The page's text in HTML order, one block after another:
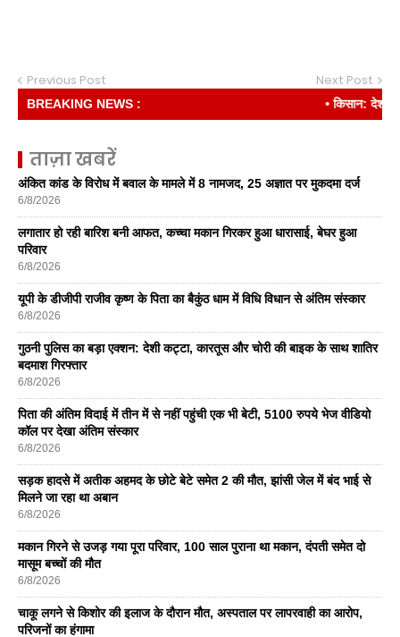
Previous Post Next Post
BREAKING NEWS : • किसान: देश की रीढ़
ताज़ा खबरें
अंकित कांड के विरोध में बवाल के मामले में 8 नामजद, 25 अज्ञात पर मुकदमा दर्ज
6/8/2026
लगातार हो रही बारिश बनी आफत, कच्चा मकान गिरकर हुआ धारासाई, बेघर हुआ
परिवार
6/8/2026
यूपी के डीजीपी राजीव कृष्ण के पिता का बैकुंठ धाम में विधि विधान से अंतिम संस्कार
6/8/2026
गुठनी पुलिस का बड़ा एक्शन: देशी कट्टा, कारतूस और चोरी की बाइक के साथ शातिर
बदमाश गिरफ्तार
6/8/2026
पिता की अंतिम विदाई में तीन में से नहीं पहुंची एक भी बेटी, 5100 रुपये भेज वीडियो
कॉल पर देखा अंतिम संस्कार
6/8/2026
सड़क हादसे में अतीक अहमद के छोटे बेटे समेत 2 की मौत, झांसी जेल में बंद भाई से
मिलने जा रहा था अबान
6/8/2026
मकान गिरने से उजड़ गया पूरा परिवार, 100 साल पुराना था मकान, दंपती समेत दो
मासूम बच्चों की मौत
6/8/2026
चाकू लगने से किशोर की इलाज के दौरान मौत, अस्पताल पर लापरवाही का आरोप,
परिजनों का हंगामा